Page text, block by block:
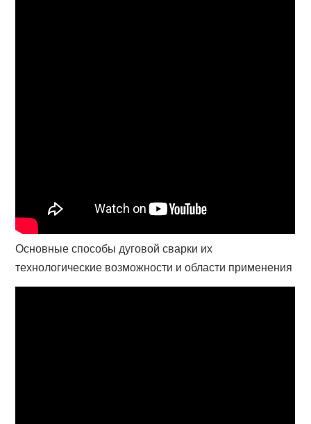
Основные способы дуговой сварки их
технологические возможности и области применения